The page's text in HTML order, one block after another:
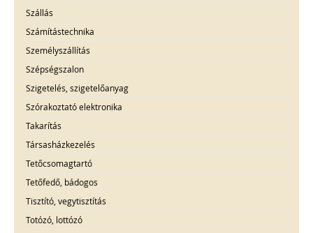
Szállás
Számítástechnika
Személyszállítás
Szépségszalon
Szigetelés, szigetelőanyag
Szórakoztató elektronika
Takarítás
Társasházkezelés
Tetőcsomagtartó
Tetőfedő, bádogos
Tisztító, vegytisztítás
Totózó, lottózó